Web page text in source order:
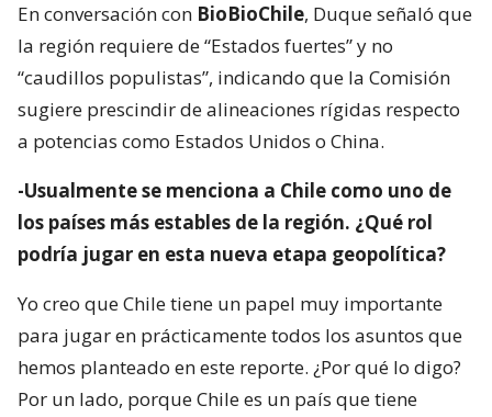
En conversación con BioBioChile, Duque señaló que
la región requiere de “Estados fuertes” y no
“caudillos populistas”, indicando que la Comisión
sugiere prescindir de alineaciones rígidas respecto
a potencias como Estados Unidos o China.
-Usualmente se menciona a Chile como uno de
los países más estables de la región. ¿Qué rol
podría jugar en esta nueva etapa geopolítica?
Yo creo que Chile tiene un papel muy importante
para jugar en prácticamente todos los asuntos que
hemos planteado en este reporte. ¿Por qué lo digo?
Por un lado, porque Chile es un país que tiene